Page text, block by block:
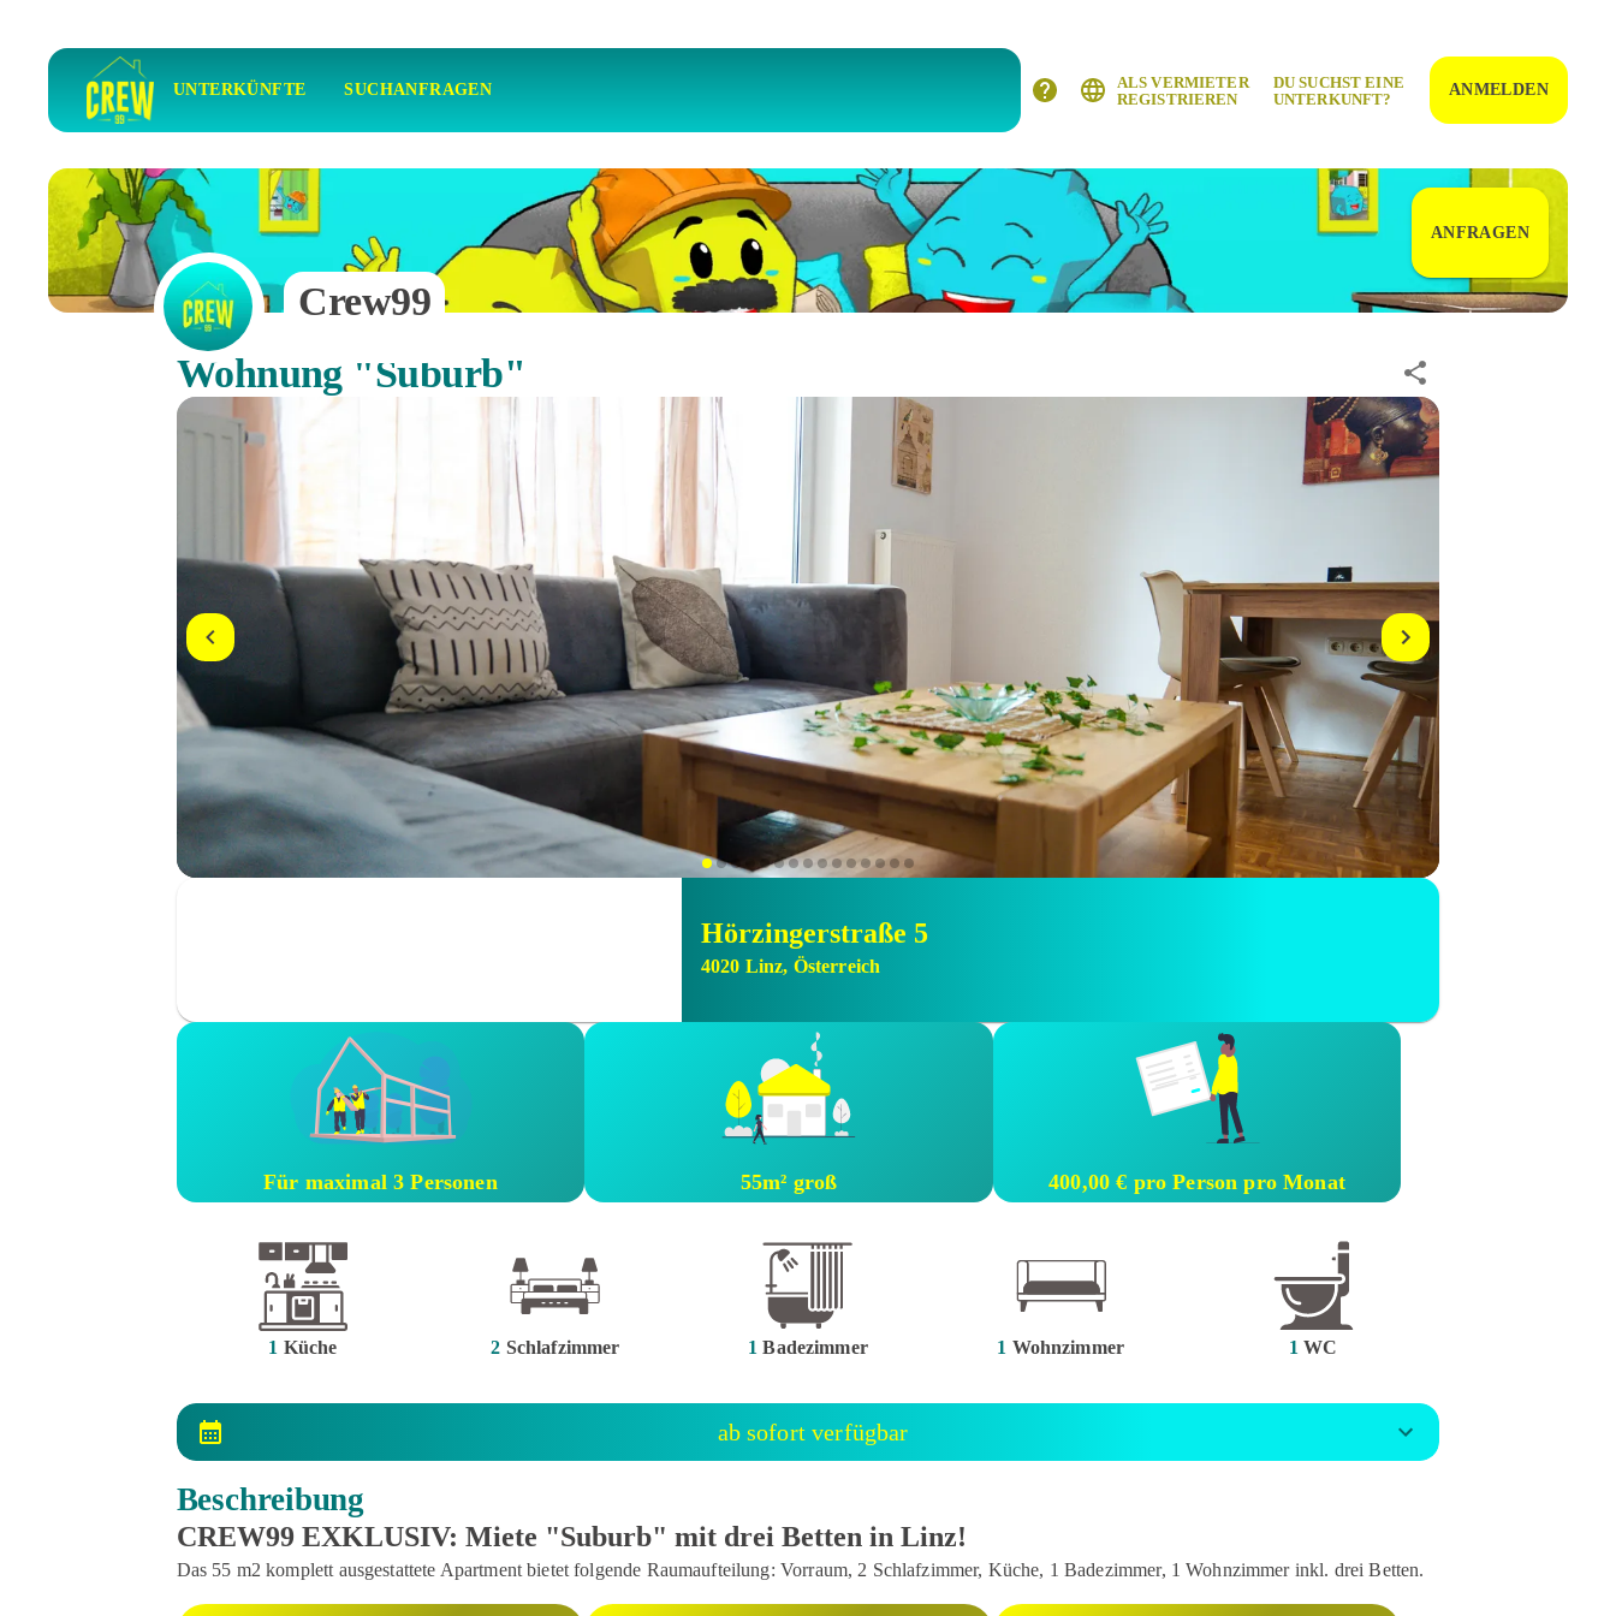
UNTERKÜNFTE SUCHANFRAGEN
ALS VERMIETER
REGISTRIEREN
DU SUCHST EINE
UNTERKUNFT?
ANMELDEN
Crew99
ANFRAGEN
Wohnung "Suburb"
Hörzingerstraße 5
4020 Linz, Österreich
Für maximal 3 Personen 55m² groß 400,00 € pro Person pro Monat
1 Küche 2 Schlafzimmer 1 Badezimmer 1 Wohnzimmer 1 WC
ab sofort verfügbar
Beschreibung
CREW99 EXKLUSIV: Miete "Suburb" mit drei Betten in Linz!
Das 55 m2 komplett ausgestattete Apartment bietet folgende Raumaufteilung: Vorraum, 2 Schlafzimmer, Küche, 1 Badezimmer, 1 Wohnzimmer inkl. drei Betten.